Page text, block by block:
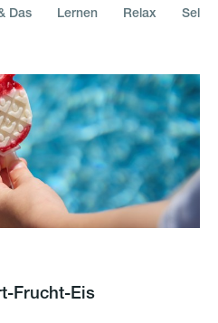
Das Lernen Relax
Frucht-Eis